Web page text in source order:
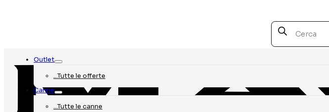
Products
search
Outlet
…Tutte le offerte
Canne
…Tutte le canne